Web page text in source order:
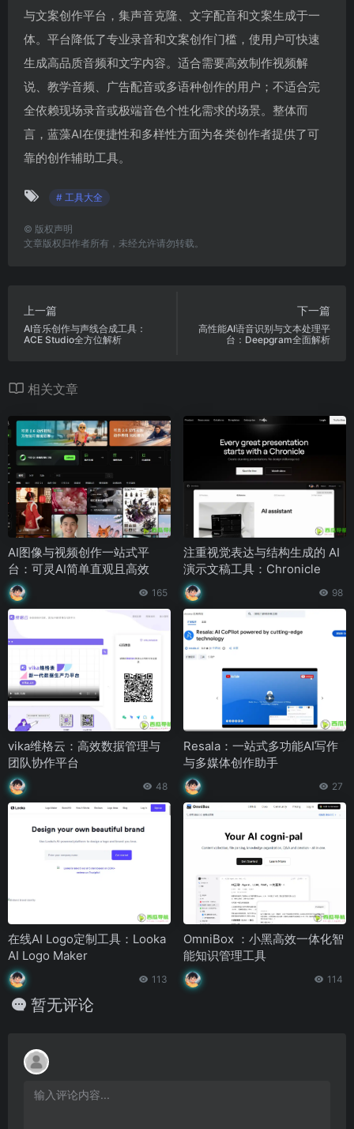
与文案创作平台，集声音克隆、文字配音和文案生成于一
体。平台降低了专业录音和文案创作门槛，使用户可快速
生成高品质音频和文字内容。适合需要高效制作视频解
说、教学音频、广告配音或多语种创作的用户；不适合完
全依赖现场录音或极端音色个性化需求的场景。整体而
言，蓝藻AI在便捷性和多样性方面为各类创作者提供了可
靠的创作辅助工具。
# 工具大全
© 版权声明
文章版权归作者所有，未经允许请勿转载。
上一篇
AI音乐创作与声线合成工具：
ACE Studio全方位解析
下一篇
高性能AI语音识别与文本处理平
台：Deepgram全面解析
相关文章
AI图像与视频创作一站式平
台：可灵AI简单直观且高效
165
注重视觉表达与结构生成的 AI
演示文稿工具：Chronicle
98
vika维格云：高效数据管理与
团队协作平台
48
Resala：一站式多功能AI写作
与多媒体创作助手
27
在线AI Logo定制工具：Looka
AI Logo Maker
113
OmniBox ：小黑高效一体化智
能知识管理工具
114
暂无评论